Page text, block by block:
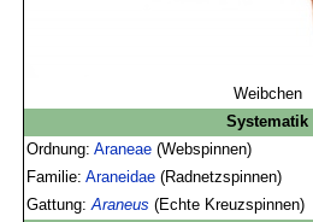
Weibchen
Systematik
Ordnung:Araneae (Webspinnen)
Familie:Araneidae (Radnetzspinnen)
Gattung:Araneus (Echte Kreuzspinnen)